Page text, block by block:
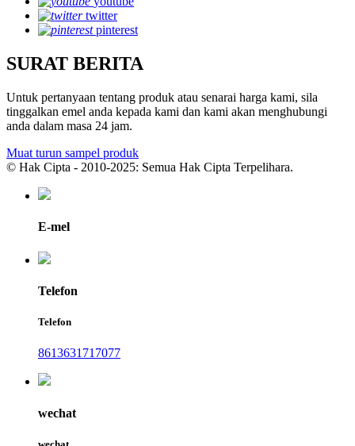
twitter
pinterest
SURAT BERITA
Untuk pertanyaan tentang produk atau senarai harga kami, sila
tinggalkan emel anda kepada kami dan kami akan menghubungi
anda dalam masa 24 jam.
Muat turun sampel produk
© Hak Cipta - 2010-2025: Semua Hak Cipta Terpelihara.
E-mel
Telefon
Telefon
8613631717077
wechat